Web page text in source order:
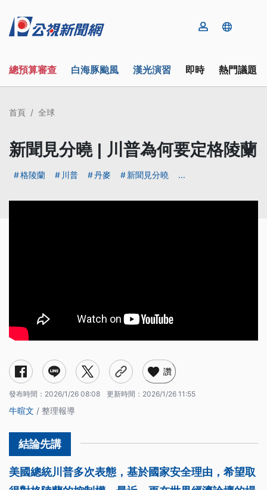
總預算審查 白海豚颱風 漢光演習 即時 熱門議題
首頁 全球
新聞見分曉 | 川普為何要定格陵蘭
格陵蘭 川普 丹麥 新聞見分曉 ...
讚
發布時間： 2026/1/26 08:08 更新時間： 2026/1/26 11:55
牛暄文 / 整理報導
美國總統川普多次表態，基於國家安全理由，希望取